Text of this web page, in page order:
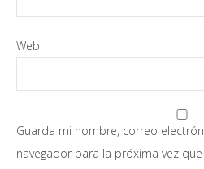
Web
Guarda mi nombre, correo
navegador para la próxima vez